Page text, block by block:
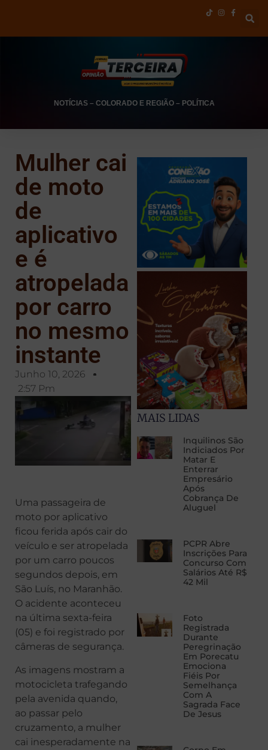
NOTÍCIAS– COLORADO E REGIÃO– POLÍTICA
Mulher cai
de moto
de
aplicativo
e é
atropelada
por carro
no mesmo
instante
Junho 10, 2026
2:57 Pm
Uma passageira de
moto por aplicativo
ficou ferida após cair do
veículo e ser atropelada
por um carro poucos
segundos depois, em
São Luís, no Maranhão.
O acidente aconteceu
na última sexta-feira
(05) e foi registrado por
câmeras de segurança.
As imagens mostram a
motocicleta trafegando
pela avenida quando,
ao passar pelo
cruzamento, a mulher
cai inesperadamente na
MAIS LIDAS
Inquilinos São
Indiciados Por
Matar E
Enterrar
Empresário
Após
Cobrança De
Aluguel
PCPR Abre
Inscrições Para
Concurso Com
Salários Até R$
42 Mil
Foto
Registrada
Durante
Peregrinação
Em Porecatu
Emociona
Fiéis Por
Semelhança
Com A
Sagrada Face
De Jesus